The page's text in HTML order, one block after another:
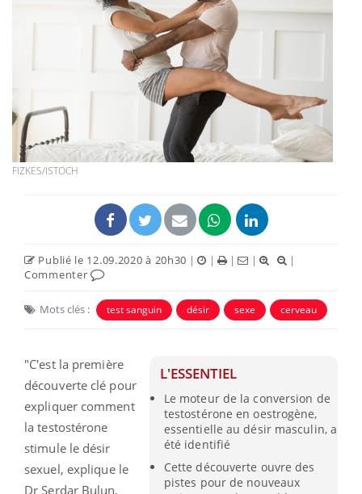
FIZKES/ISTOCH
Publié le 12.09.2020 à 20h30 | | | |
|
Commenter
Mots clés : test sanguin désir sexe cerveau
L'ESSENTIEL
Le moteur de la conversion de
testostérone en oestrogène,
essentielle au désir masculin, a
été identifié
Cette découverte ouvre des
pistes pour de nouveaux
"C'est la première
découverte clé pour
expliquer comment
la testostérone
stimule le désir
sexuel, explique le
Dr Serdar Bulun,